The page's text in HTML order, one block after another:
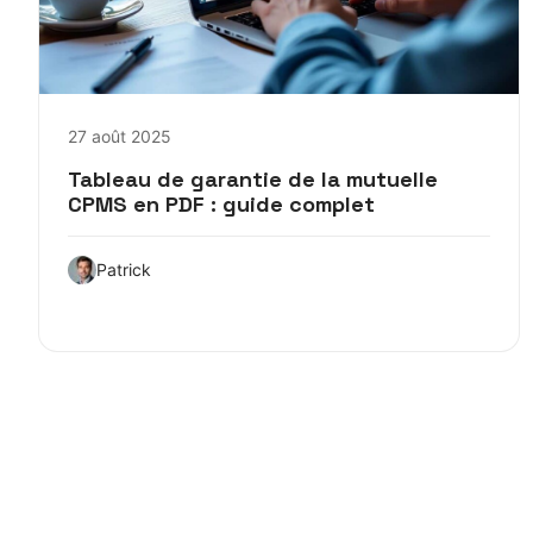
27 août 2025
Tableau de garantie de la mutuelle
CPMS en PDF : guide complet
Patrick